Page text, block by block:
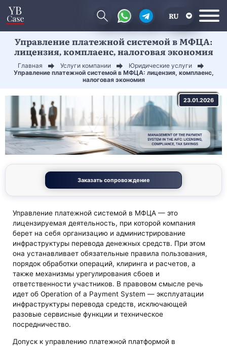
RU
EN
CN
Управление платежной системой в МФЦА:
лицензия, комплаенс, налоговая экономия
Главная Услуги компании
Юридические услуги
Управление платежной системой в МФЦА: лицензия, комплаенс,
налоговая экономия
23.01.2026
Заказать сопровождение
Управление платежной системой в МФЦА — это
лицензируемая деятельность, при которой компания
берет на себя организацию и администрирование
инфраструктуры перевода денежных средств. При этом
она устанавливает обязательные правила пользования,
порядок обработки операций, клиринга и расчетов, а
также механизмы урегулирования сбоев и
ответственности участников. В правовом смысле речь
идет об Operation of a Payment System — эксплуатации
инфраструктуры перевода средств, исключающей
разовые сервисные функции и техническое
посредничество.
Допуск к управлению платежной платформой в